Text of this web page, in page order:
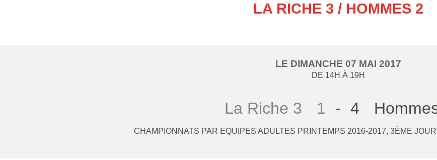
LA RICHE 3 / HOMMES 2
LE DIMANCHE 07 MAI 2017
DE 14H À 19H
La Riche 3 1 - 4
CHAMPIONNATS PAR EQUIPES ADULTES PRINTEMPS 2016-2017, 3ÈME